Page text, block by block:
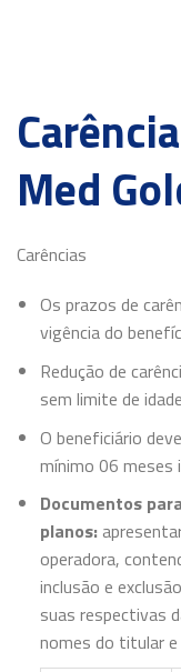
Med
Carências
Os prazos de
vigência do
Redução de
sem limite de
O beneficiário
mínimo 06 meses
Documentos
planos:
operadora,
inclusão e
suas respectivas
nomes do titular e